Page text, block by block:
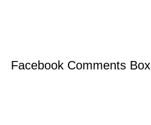
Facebook Comments Box